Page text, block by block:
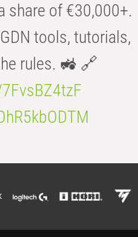
share of €30,000+.
tools, tutorials,
rules. 🚜 🔗